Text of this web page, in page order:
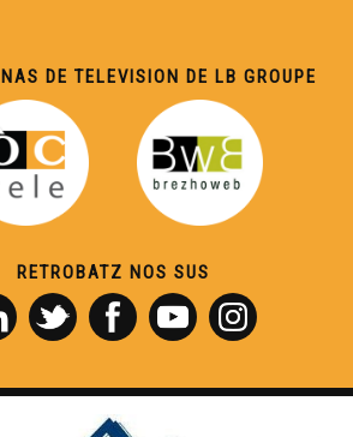
DE TELEVISION DE LB GROUPE
RETROBATZ NOS SUS